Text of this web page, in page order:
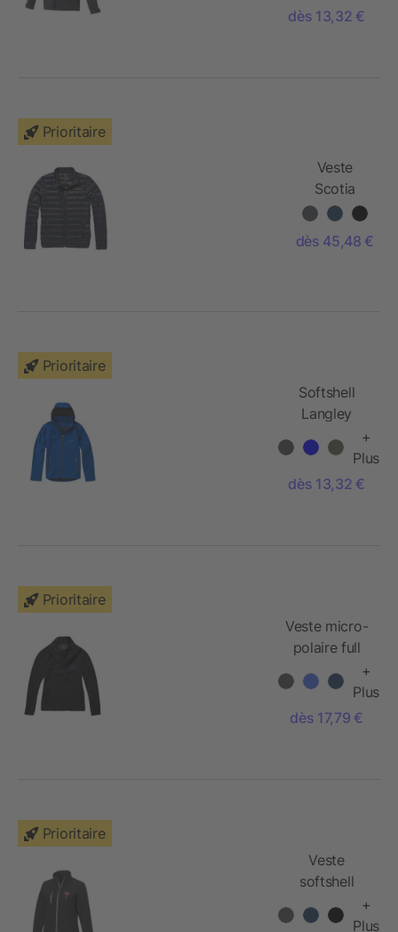
dès 13,32 €
Prioritaire
Veste
Scotia
duvet
dès 45,48 €
Prioritaire
Softshell
Langley
+
Plus
dès 13,32 €
Prioritaire
Veste micro-
polaire full
Brossard
+
Plus
dès 17,79 €
Prioritaire
Veste
softshell
pour femmes
Orion
+
Plus